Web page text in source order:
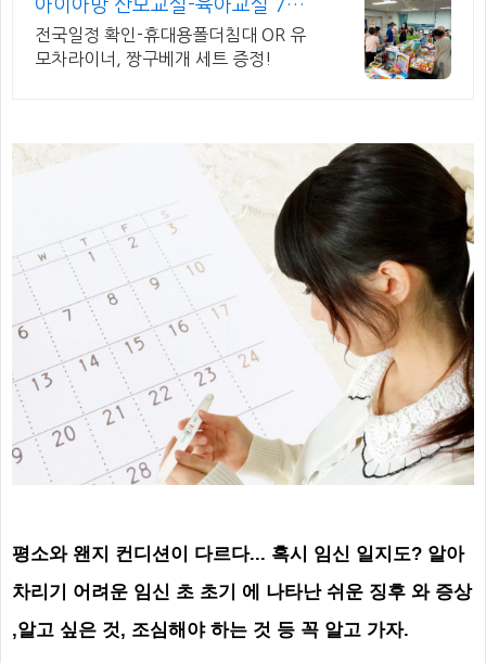
아이아망 산모교실-육아교실 7월
산모교실, 전국산모교실
전국일정 확인-휴대용폴더침대 OR 유
모차라이너, 짱구베개 세트 증정!
평소와 왠지 컨디션이 다르다... 혹시 임신 일지도? 알아
차리기 어려운 임신 초 초기 에 나타난 쉬운 징후 와 증상
,알고 싶은 것, 조심해야 하는 것 등 꼭 알고 가자.